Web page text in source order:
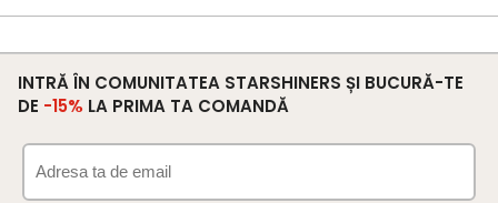
INTRĂ ÎN COMUNITATEA STARSHINERS ȘI BUCURĂ-TE
DE -15% LA PRIMA TA COMANDĂ